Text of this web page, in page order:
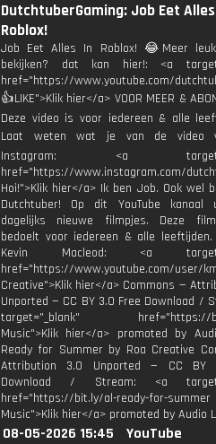
DutchtuberGaming: Job Eet
Roblox!
Job Eet Alles In Roblox! 😂Meer
bekijken? dat kan hier!: <a
href="https://www.youtube.com/
👍LIKE">Klik hier</a> VOOR MEER &
Deze video is voor iedereen & alle
Laat weten wat je van de video
Instagram: <a
href="https://www.instagram.com/
Hoi!">Klik hier</a> Ik ben Job. Ook wel
Dutchtuber! Op dit YouTube kanaal
dagelijks nieuwe filmpjes. Deze
bedoelt voor iedereen & alle
Kevin Macleod: <a
href="https://www.youtube.com/user/
Creative">Klik hier</a> Commons —
Unported — CC BY 3.0 Free Download /
target="_blank" href="https://
Music">Klik hier</a> promoted by
Ready for Summer by Roa Creative
Attribution 3.0 Unported — CC BY
Download / Stream: <a
href="https://bit.ly/al-ready-for-summer
Music">Klik hier</a> promoted by Audio
08-05-2026 15:45
YouTube